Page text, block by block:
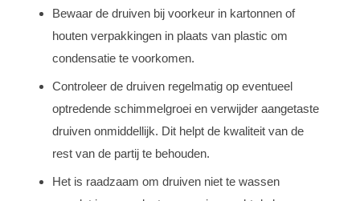
Bewaar de druiven bij voorkeur in kartonnen of
houten verpakkingen in plaats van plastic om
condensatie te voorkomen.
Controleer de druiven regelmatig op eventueel
optredende schimmelgroei en verwijder aangetaste
druiven onmiddellijk. Dit helpt de kwaliteit van de
rest van de partij te behouden.
Het is raadzaam om druiven niet te wassen